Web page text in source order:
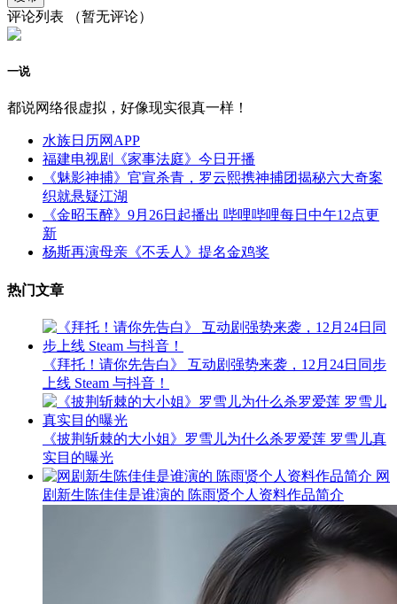
评论列表 （暂无评论）
一说
都说网络很虚拟，好像现实很真一样！
水族日历网APP
福建电视剧《家事法庭》今日开播
《魅影神捕》官宣杀青，罗云熙携神捕团揭秘六大奇案
织就悬疑江湖
《金昭玉醉》9月26日起播出 哔哩哔哩每日中午12点更
新
杨斯再演母亲《不丢人》提名金鸡奖
热门文章
《拜托！请你先告白》 互动剧强势来袭，12月24日同步
上线 Steam 与抖音！
《披荆斩棘的大小姐》罗雪儿为什么杀罗爱莲 罗雪儿真
实目的曝光
网
剧新生陈佳佳是谁演的 陈雨贤个人资料作品简介